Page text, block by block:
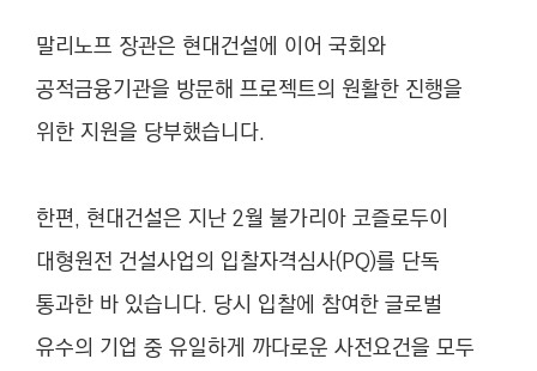
말리노프 장관은 현대건설에 이어 국회와
공적금융기관을 방문해 프로젝트의 원활한 진행을
위한 지원을 당부했습니다.
한편, 현대건설은 지난 2월 불가리아 코즐로두이
대형원전 건설사업의 입찰자격심사(PQ)를 단독
통과한 바 있습니다. 당시 입찰에 참여한 글로벌
유수의 기업 중 유일하게 까다로운 사전요건을 모두